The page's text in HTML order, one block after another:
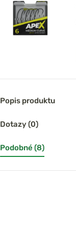
Popis produktu
Dotazy (0)
Podobné (8)